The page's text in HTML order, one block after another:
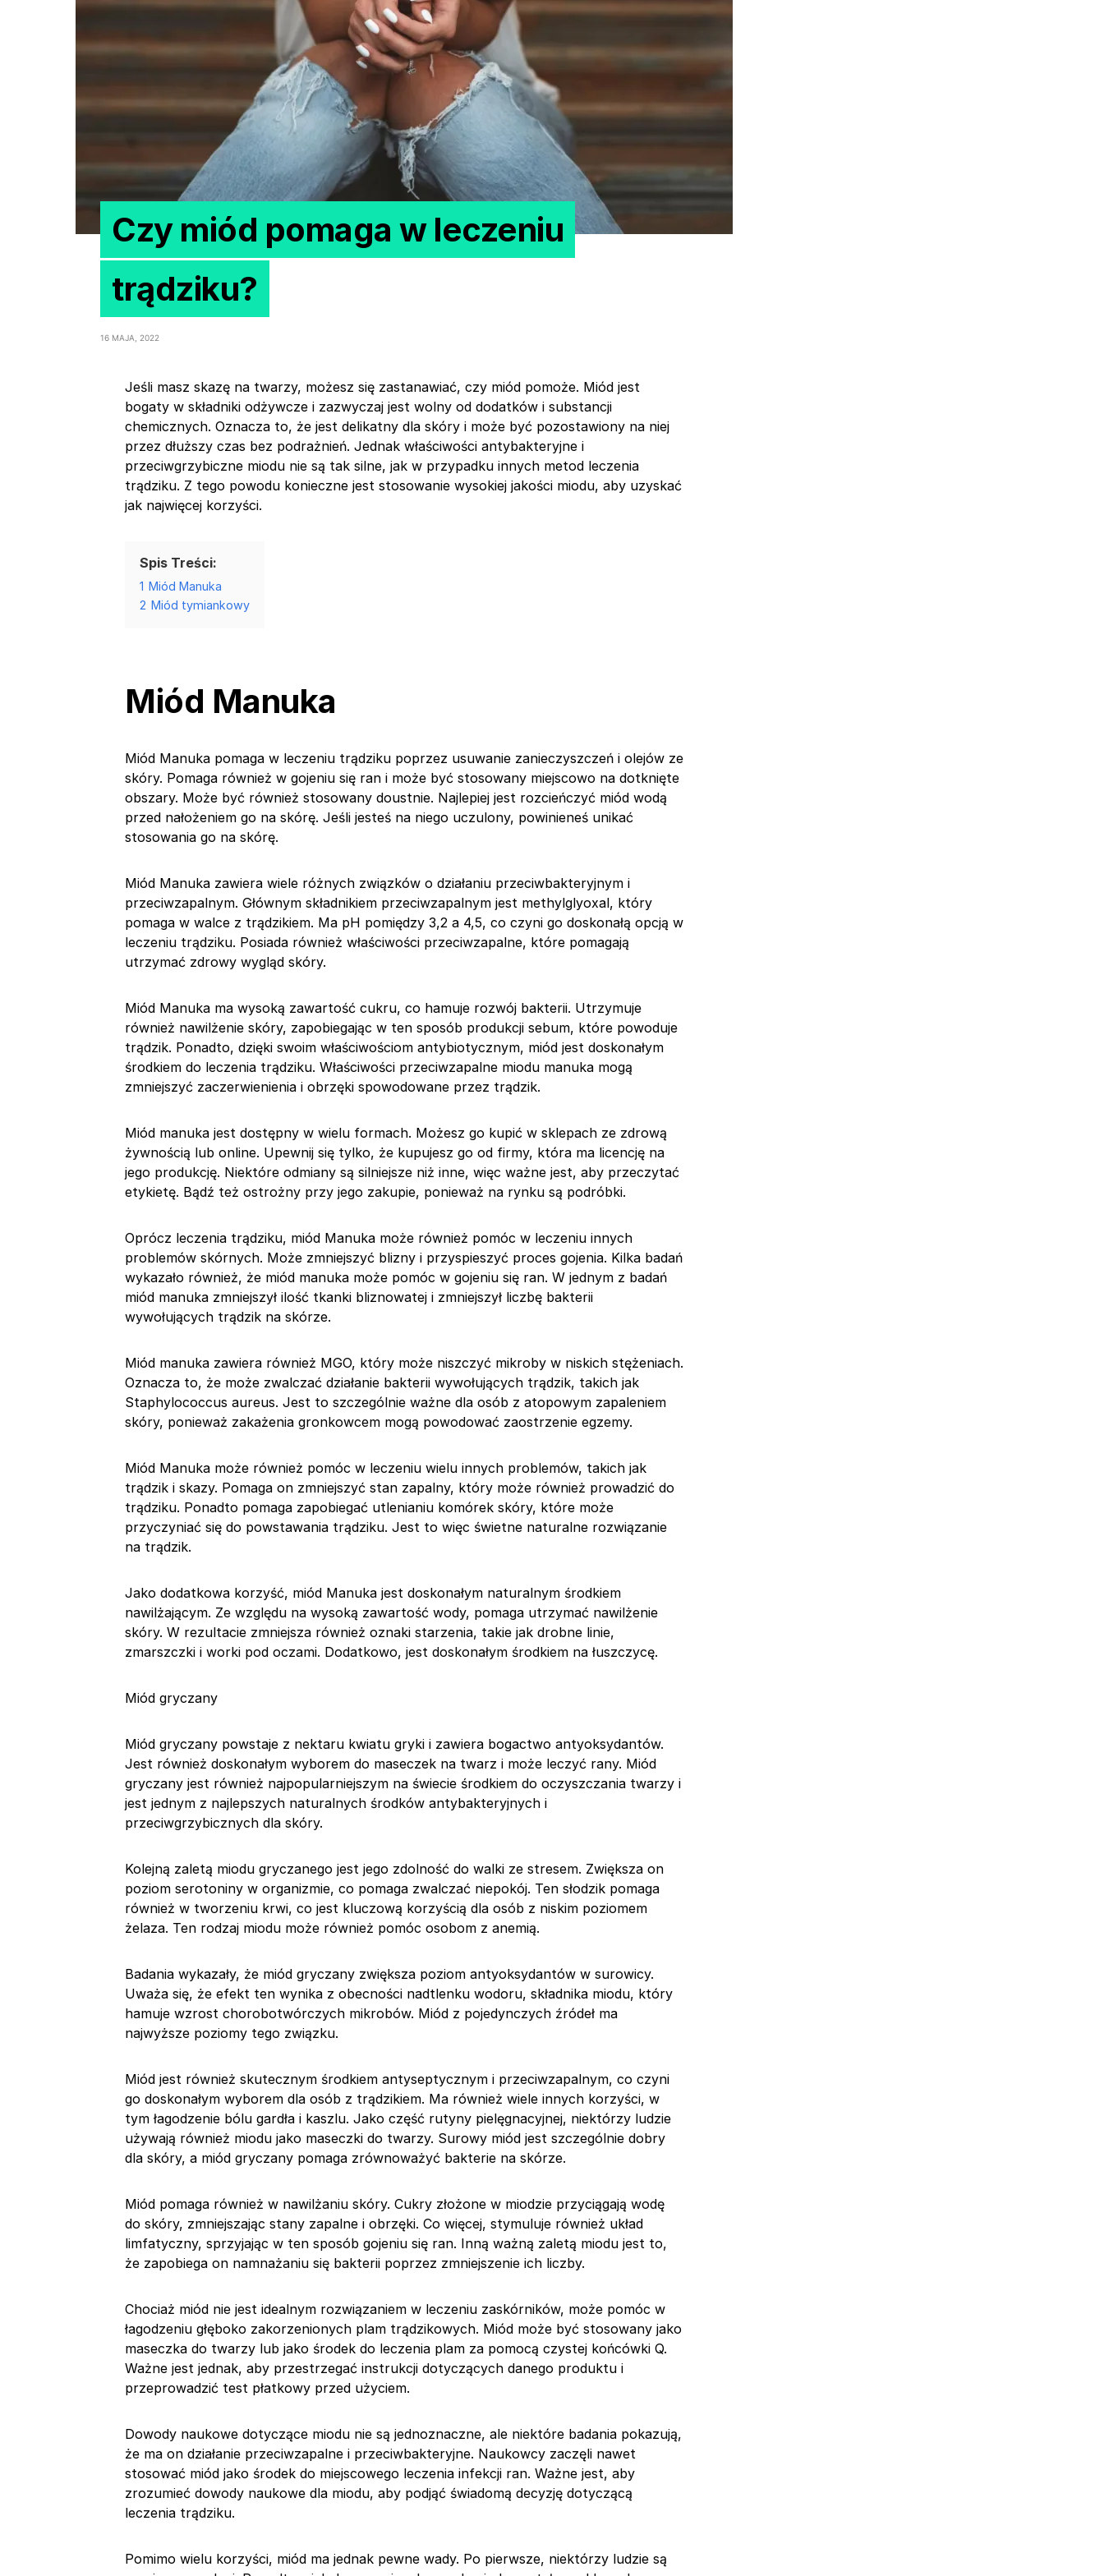
Czy miód pomaga w leczeniu
trądziku?
16 MAJA, 2022
Jeśli masz skazę na twarzy, możesz się zastanawiać, czy miód pomoże. Miód jest
bogaty w składniki odżywcze i zazwyczaj jest wolny od dodatków i substancji
chemicznych. Oznacza to, że jest delikatny dla skóry i może być pozostawiony na niej
przez dłuższy czas bez podrażnień. Jednak właściwości antybakteryjne i
przeciwgrzybiczne miodu nie są tak silne, jak w przypadku innych metod leczenia
trądziku. Z tego powodu konieczne jest stosowanie wysokiej jakości miodu, aby uzyskać
jak najwięcej korzyści.
Spis Treści:
1 Miód Manuka
2 Miód tymiankowy
Miód Manuka
Miód Manuka pomaga w leczeniu trądziku poprzez usuwanie zanieczyszczeń i olejów ze
skóry. Pomaga również w gojeniu się ran i może być stosowany miejscowo na dotknięte
obszary. Może być również stosowany doustnie. Najlepiej jest rozcieńczyć miód wodą
przed nałożeniem go na skórę. Jeśli jesteś na niego uczulony, powinieneś unikać
stosowania go na skórę.
Miód Manuka zawiera wiele różnych związków o działaniu przeciwbakteryjnym i
przeciwzapalnym. Głównym składnikiem przeciwzapalnym jest methylglyoxal, który
pomaga w walce z trądzikiem. Ma pH pomiędzy 3,2 a 4,5, co czyni go doskonałą opcją w
leczeniu trądziku. Posiada również właściwości przeciwzapalne, które pomagają
utrzymać zdrowy wygląd skóry.
Miód Manuka ma wysoką zawartość cukru, co hamuje rozwój bakterii. Utrzymuje
również nawilżenie skóry, zapobiegając w ten sposób produkcji sebum, które powoduje
trądzik. Ponadto, dzięki swoim właściwościom antybiotycznym, miód jest doskonałym
środkiem do leczenia trądziku. Właściwości przeciwzapalne miodu manuka mogą
zmniejszyć zaczerwienienia i obrzęki spowodowane przez trądzik.
Miód manuka jest dostępny w wielu formach. Możesz go kupić w sklepach ze zdrową
żywnością lub online. Upewnij się tylko, że kupujesz go od firmy, która ma licencję na
jego produkcję. Niektóre odmiany są silniejsze niż inne, więc ważne jest, aby przeczytać
etykietę. Bądź też ostrożny przy jego zakupie, ponieważ na rynku są podróbki.
Oprócz leczenia trądziku, miód Manuka może również pomóc w leczeniu innych
problemów skórnych. Może zmniejszyć blizny i przyspieszyć proces gojenia. Kilka badań
wykazało również, że miód manuka może pomóc w gojeniu się ran. W jednym z badań
miód manuka zmniejszył ilość tkanki bliznowatej i zmniejszył liczbę bakterii
wywołujących trądzik na skórze.
Miód manuka zawiera również MGO, który może niszczyć mikroby w niskich stężeniach.
Oznacza to, że może zwalczać działanie bakterii wywołujących trądzik, takich jak
Staphylococcus aureus. Jest to szczególnie ważne dla osób z atopowym zapaleniem
skóry, ponieważ zakażenia gronkowcem mogą powodować zaostrzenie egzemy.
Miód Manuka może również pomóc w leczeniu wielu innych problemów, takich jak
trądzik i skazy. Pomaga on zmniejszyć stan zapalny, który może również prowadzić do
trądziku. Ponadto pomaga zapobiegać utlenianiu komórek skóry, które może
przyczyniać się do powstawania trądziku. Jest to więc świetne naturalne rozwiązanie
na trądzik.
Jako dodatkowa korzyść, miód Manuka jest doskonałym naturalnym środkiem
nawilżającym. Ze względu na wysoką zawartość wody, pomaga utrzymać nawilżenie
skóry. W rezultacie zmniejsza również oznaki starzenia, takie jak drobne linie,
zmarszczki i worki pod oczami. Dodatkowo, jest doskonałym środkiem na łuszczycę.
Miód gryczany
Miód gryczany powstaje z nektaru kwiatu gryki i zawiera bogactwo antyoksydantów.
Jest również doskonałym wyborem do maseczek na twarz i może leczyć rany. Miód
gryczany jest również najpopularniejszym na świecie środkiem do oczyszczania twarzy i
jest jednym z najlepszych naturalnych środków antybakteryjnych i
przeciwgrzybicznych dla skóry.
Kolejną zaletą miodu gryczanego jest jego zdolność do walki ze stresem. Zwiększa on
poziom serotoniny w organizmie, co pomaga zwalczać niepokój. Ten słodzik pomaga
również w tworzeniu krwi, co jest kluczową korzyścią dla osób z niskim poziomem
żelaza. Ten rodzaj miodu może również pomóc osobom z anemią.
Badania wykazały, że miód gryczany zwiększa poziom antyoksydantów w surowicy.
Uważa się, że efekt ten wynika z obecności nadtlenku wodoru, składnika miodu, który
hamuje wzrost chorobotwórczych mikrobów. Miód z pojedynczych źródeł ma
najwyższe poziomy tego związku.
Miód jest również skutecznym środkiem antyseptycznym i przeciwzapalnym, co czyni
go doskonałym wyborem dla osób z trądzikiem. Ma również wiele innych korzyści, w
tym łagodzenie bólu gardła i kaszlu. Jako część rutyny pielęgnacyjnej, niektórzy ludzie
używają również miodu jako maseczki do twarzy. Surowy miód jest szczególnie dobry
dla skóry, a miód gryczany pomaga zrównoważyć bakterie na skórze.
Miód pomaga również w nawilżaniu skóry. Cukry złożone w miodzie przyciągają wodę
do skóry, zmniejszając stany zapalne i obrzęki. Co więcej, stymuluje również układ
limfatyczny, sprzyjając w ten sposób gojeniu się ran. Inną ważną zaletą miodu jest to,
że zapobiega on namnażaniu się bakterii poprzez zmniejszenie ich liczby.
Chociaż miód nie jest idealnym rozwiązaniem w leczeniu zaskórników, może pomóc w
łagodzeniu głęboko zakorzenionych plam trądzikowych. Miód może być stosowany jako
maseczka do twarzy lub jako środek do leczenia plam za pomocą czystej końcówki Q.
Ważne jest jednak, aby przestrzegać instrukcji dotyczących danego produktu i
przeprowadzić test płatkowy przed użyciem.
Dowody naukowe dotyczące miodu nie są jednoznaczne, ale niektóre badania pokazują,
że ma on działanie przeciwzapalne i przeciwbakteryjne. Naukowcy zaczęli nawet
stosować miód jako środek do miejscowego leczenia infekcji ran. Ważne jest, aby
zrozumieć dowody naukowe dla miodu, aby podjąć świadomą decyzję dotyczącą
leczenia trądziku.
Pomimo wielu korzyści, miód ma jednak pewne wady. Po pierwsze, niektórzy ludzie są